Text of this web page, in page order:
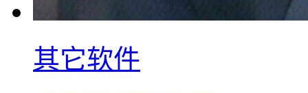
其它软件